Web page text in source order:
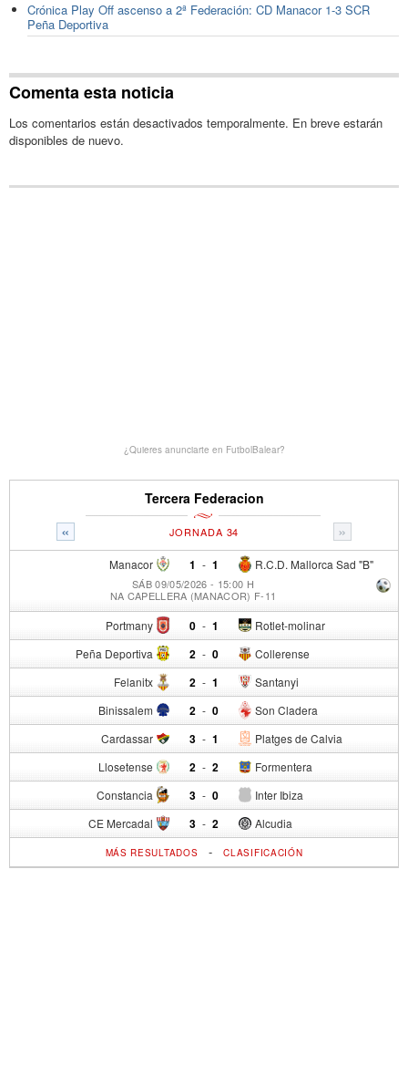
Crónica Play Off ascenso a 2ª Federación: CD Manacor 1-3 SCR
Peña Deportiva
Comenta esta noticia
Los comentarios están desactivados temporalmente. En breve estarán
disponibles de nuevo.
¿Quieres anunciarte en FutbolBalear?
Tercera Federacion
« »
JORNADA 34
Manacor 1 - R.C.D. Mallorca Sad "B"
1
SÁB 09/05/2026 - 15:00 H
NA CAPELLERA (MANACOR) F-11
Portmany 0 - Rotlet-molinar
1
Peña Deportiva 2 - Collerense
0
Felanitx 2 - Santanyi
1
Binissalem 2 - Son Cladera
0
Cardassar 3 - Platges de Calvia
1
Llosetense 2 - Formentera
2
Constancia 3 - Inter Ibiza
0
CE Mercadal 3 - Alcudia
2
MÁS RESULTADOS -CLASIFICACIÓN